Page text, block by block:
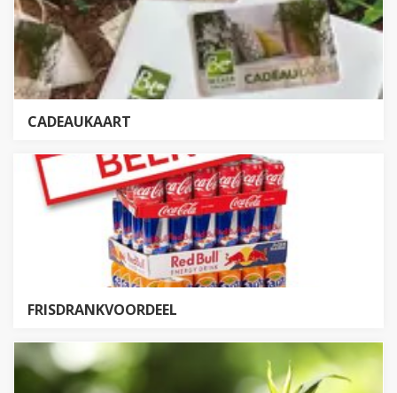
CADEAUKAART
FRISDRANKVOORDEEL